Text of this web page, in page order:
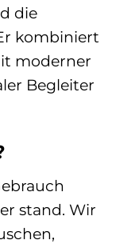
die
kombiniert
moderner
Begleiter
stand. Wir